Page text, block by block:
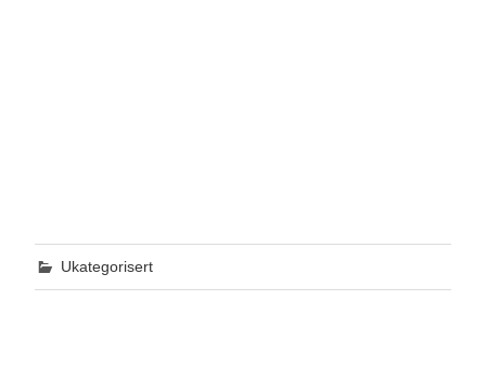
Ukategorisert